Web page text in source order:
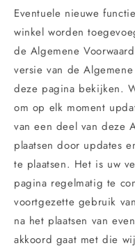
Eventuele nieuwe
winkel worden
de Algemene
versie van de
deze pagina bekijken.
om op elk moment
van een deel van deze
plaatsen door updates
te plaatsen. Het is uw
pagina regelmatig te
voortgezette gebruik
na het plaatsen van
akkoord gaat met die